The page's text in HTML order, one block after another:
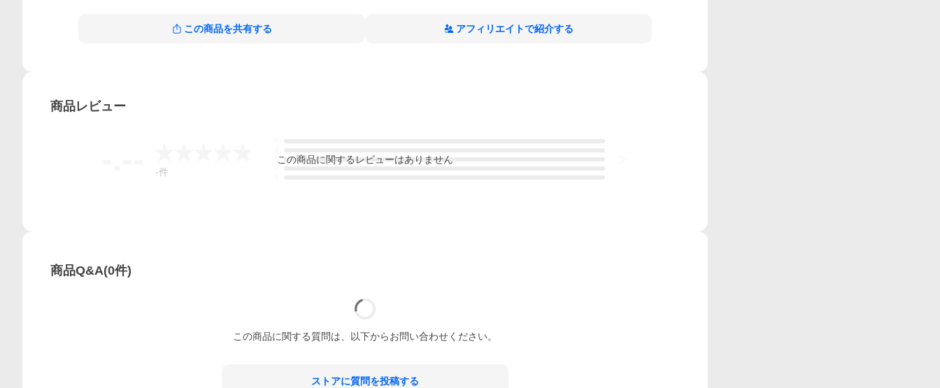
この商品を共有する アフィリエイトで紹介する
商品レビュー
-件
この商品に関するレビューはありません
商品Q&A(0件)
この商品に関する質問は、以下からお問い合わせください。
ストアに質問を投稿する